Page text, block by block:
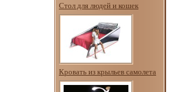
Стол для людей и кошек
Кровать из крыльев самолета